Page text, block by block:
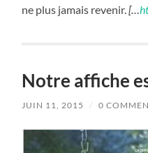
ne plus jamais revenir.[…
Notre affiche
JUIN 11, 2015 / 0